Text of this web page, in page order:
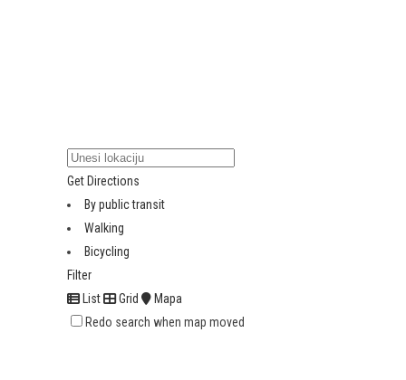
Get Directions
By public transit
Walking
Bicycling
Filter
List
Grid
Mapa
Redo search when map moved